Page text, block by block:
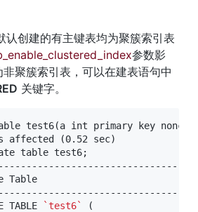
认创建的有主键表均为聚簇索引表
参数影
聚簇索引表，可以在建表语句中
关键字。
test6(a int primary key
affected (0.52 sec)
table test6;
Table
TABLE
`test6`
(